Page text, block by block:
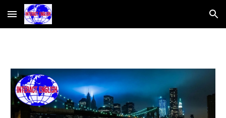
Skip to main content Skip to navigation